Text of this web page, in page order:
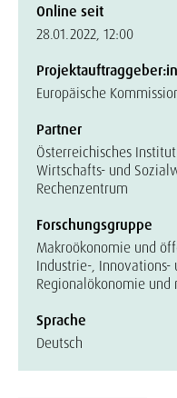
Online seit
28.01.2022, 12:00
Projektauftraggeber:in
Europäische
Partner
Österreichisches
Wirtschafts- und
Rechenzentrum
Forschungsgruppe
Makroökonomie und
Industrie-,
Regionalökonomie
Sprache
Deutsch